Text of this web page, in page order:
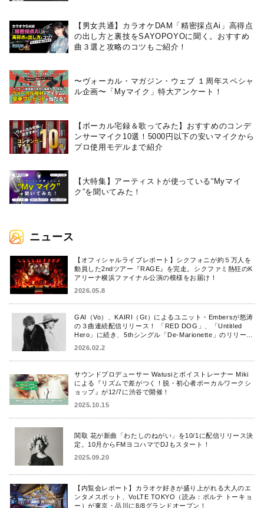
【男女共通】カラオケDAM「精密採点Ai」高得点
の出し方と裏技をSAYOPOYOに聞く。おすすめ
曲３選と攻略のコツもご紹介！
〜ヴォーカル・マガジン・ウェブ １周年スペシャ
ル企画〜「Myマイク」特大アンケート！
【ボーカル宅録＆歌ってみた】おすすめのコンデ
ンサーマイク10選！5000円以下の安いマイクから
プロ使用モデルまで紹介
【大特集】アーティストが使っている“Myマイ
ク”を聞いてみた！
ニュース
【オフィシャルライブレポート】シクフォニが約５万人を
動員した2ndツアー『RAGE』を完走。シクファミ熱狂のK
アリーナ横浜ファイナル公演の模様をお届け！
2026.05.8
GAI（Vo）、KAIRI（Gt）によるユニット・Embersが怒涛
の３曲連続配信リリース！ 「RED DOG」、「Untitled
Hero」に続き、5thシングル「De-Marionette」のリリース
2026.02.2
サウンドプロデューサー Watusiとボイストレーナー Miki
による『リズムで差がつく！脱・初心者ボーカルワークシ
ョップ』が12/7に渋谷で開催！
2025.10.15
関取 花が新曲「わたしのねがい」を10/1に配信リリース決
定。10月からFMヨコハマでDJもスタート！
2025.09.20
【内覧会レポート】カラオケ好きが盛り上がれる大人のエ
ンタメスポット、VoLTE TOKYO（読み：ボルテ トーキョ
ー）が東京・品川に8/8グランドオープン！